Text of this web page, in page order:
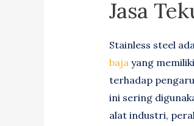
Jasa
Stainless steel
bajayang
terhadap
ini sering
alat industri,